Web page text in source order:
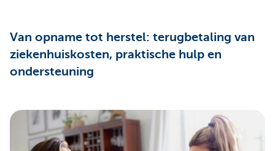
Van opname tot herstel: terugbetaling van
ziekenhuiskosten, praktische hulp en
ondersteuning